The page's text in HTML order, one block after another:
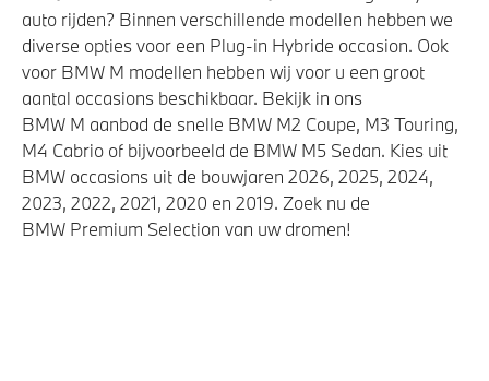
auto rijden? Binnen verschillende modellen hebben we
diverse opties voor een Plug-in Hybride occasion. Ook
voor BMW M modellen hebben wij voor u een groot
aantal occasions beschikbaar. Bekijk in ons
BMW M aanbod de snelle BMW M2 Coupe, M3 Touring,
M4 Cabrio of bijvoorbeeld de BMW M5 Sedan. Kies uit
BMW occasions uit de bouwjaren 2026, 2025, 2024,
2023, 2022, 2021, 2020 en 2019. Zoek nu de
BMW Premium Selection van uw dromen!